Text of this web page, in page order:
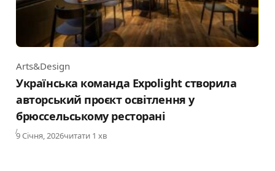
Category
Arts&Design
Українська команда Expolight створила
авторський проєкт освітлення у
брюссельському ресторані
Published
9 Січня, 2026читати 1 хв